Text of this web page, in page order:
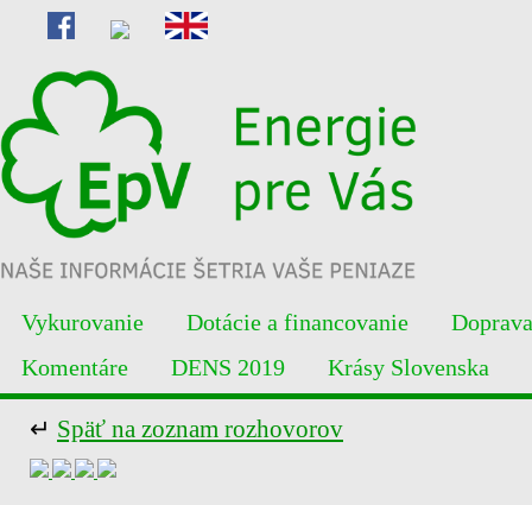
Vykurovanie Dotácie a financovanie
Doprava
Komentáre
DENS 2019 Krásy Slovenska
↵ Späť na zoznam rozhovorov